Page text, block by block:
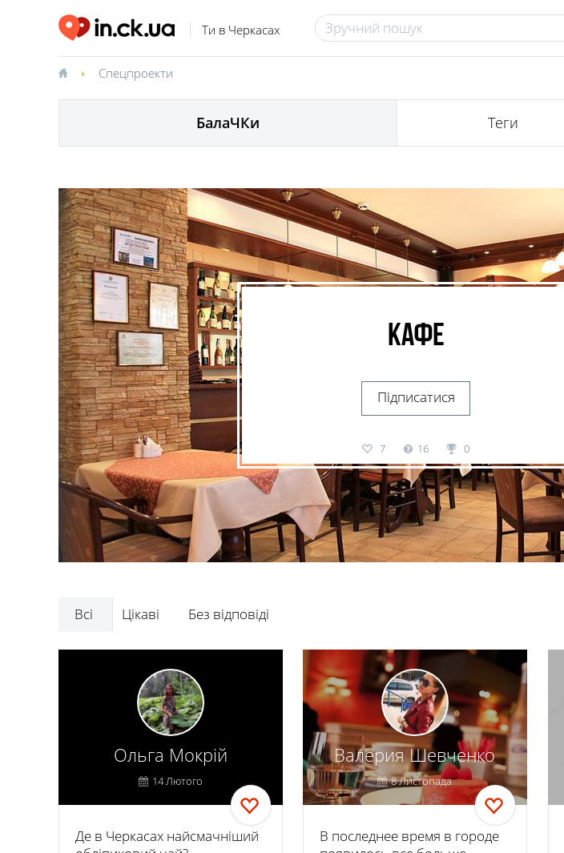
Ти в Черкасах
Спецпроекти
БалаЧКи Теги
Кафе
Підписатися
7 16 0
Всі Цікаві Без відповіді
Ольга Мокрій
14 Лютого
Де в Черкасах найсмачніший
Валерия Шевченко
8 Листопада
В последнее время в городе